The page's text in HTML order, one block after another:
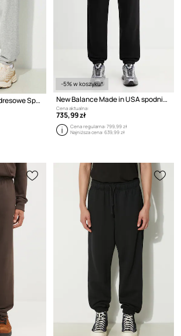
New Balance spodnie dresowe Sport Essentials
-5% w koszyku*
New Balance Made in USA spodnie dresowe bawełniane męskie
Cena aktualna:
735,99 zł
Cena regularna:799,99 zł
Najniższa cena:639,99 zł